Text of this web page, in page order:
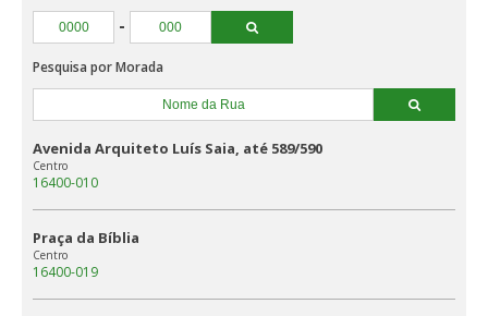
-
Pesquisa por Morada
Avenida Arquiteto Luís Saia, até 589/590
Centro
16400-010
Praça da Bíblia
Centro
16400-019